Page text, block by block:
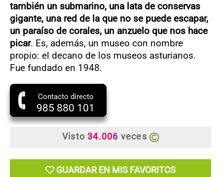
también un submarino, una lata de conservas
gigante, una red de la que no se puede escapar,
un paraíso de corales, un anzuelo que nos hace
picar. Es, además, un museo con nombre
propio: el decano de los museos asturianos.
Fue fundado en 1948.
985 880 101
Visto34.006 veces
GUARDAR EN MIS FAVORITOS